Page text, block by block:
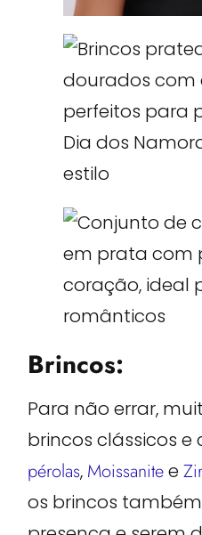
Brincos:
Para não errar,
brincos clássicos
pérolas, Moissanitee
os brincos